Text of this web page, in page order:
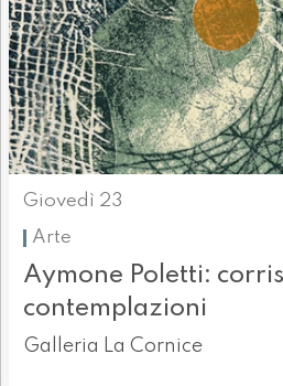
Giovedì 23
Arte
Aymone Poletti:
contemplazioni
Galleria La Cornice